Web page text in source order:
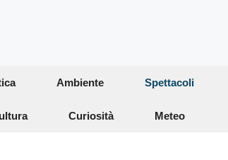
Ambiente Spettacoli
Curiosità Meteo